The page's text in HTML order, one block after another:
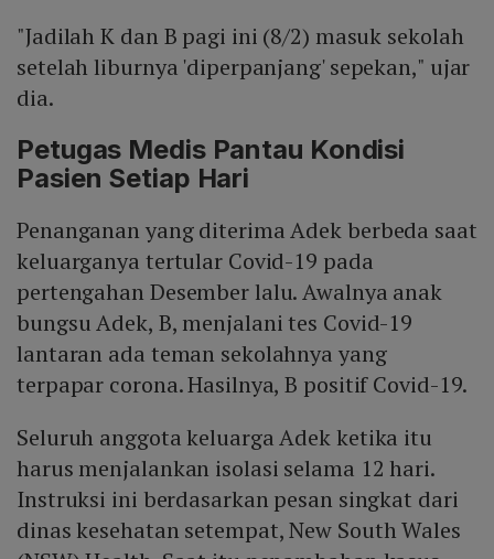
"Jadilah K dan B pagi ini (8/2) masuk sekolah
setelah liburnya 'diperpanjang' sepekan," ujar
dia.
Petugas Medis Pantau Kondisi
Pasien Setiap Hari
Penanganan yang diterima Adek berbeda saat
keluarganya tertular Covid-19 pada
pertengahan Desember lalu. Awalnya anak
bungsu Adek, B, menjalani tes Covid-19
lantaran ada teman sekolahnya yang
terpapar corona. Hasilnya, B positif Covid-19.
Seluruh anggota keluarga Adek ketika itu
harus menjalankan isolasi selama 12 hari.
Instruksi ini berdasarkan pesan singkat dari
dinas kesehatan setempat, New South Wales